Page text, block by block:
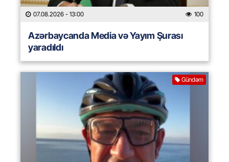
07.08.2026 - 13:00 100
Azərbaycanda Media və Yayım Şurası
yaradıldı
Gündəm